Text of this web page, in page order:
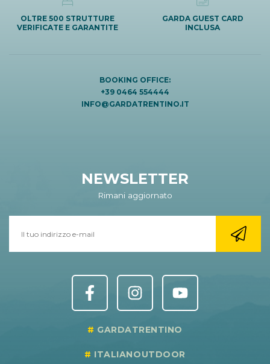
OLTRE 500 STRUTTURE
VERIFICATE E GARANTITE
GARDA GUEST CARD
INCLUSA
BOOKING OFFICE:
+39 0464 554444
INFO@GARDATRENTINO.IT
NEWSLETTER
Rimani aggiornato
GARDATRENTINO
ITALIANOUTDOOR